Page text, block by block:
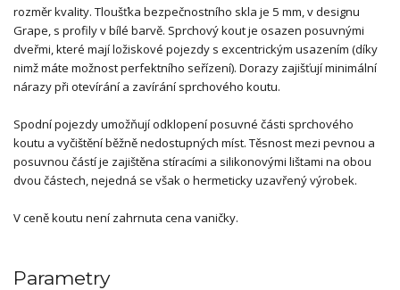
rozměr kvality. Tloušťka bezpečnostního skla je 5 mm, v designu
Grape, s profily v bílé barvě. Sprchový kout je osazen posuvnými
dveřmi, které mají ložiskové pojezdy s excentrickým usazením (díky
nimž máte možnost perfektního seřízení). Dorazy zajišťují minimální
nárazy při otevírání a zavírání sprchového koutu.
Spodní pojezdy umožňují odklopení posuvné části sprchového
koutu a vyčištění běžně nedostupných míst. Těsnost mezi pevnou a
posuvnou částí je zajištěna stíracími a silikonovými lištami na obou
dvou částech, nejedná se však o hermeticky uzavřený výrobek.
V ceně koutu není zahrnuta cena vaničky.
Parametry